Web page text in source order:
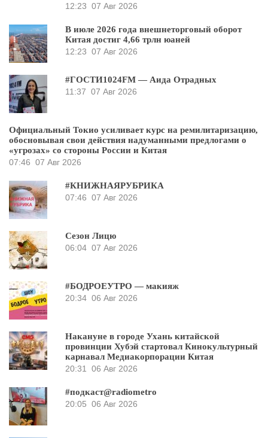
12:23 07 Авг 2026
В июле 2026 года внешнеторговый оборот
Китая достиг 4,66 трлн юаней
12:23 07 Авг 2026
#ГОСТИ1024FM — Аида Отрадных
11:37 07 Авг 2026
Официальный Токио усиливает курс на ремилитаризацию,
обосновывая свои действия надуманными предлогами о
«угрозах» со стороны России и Китая
07:46 07 Авг 2026
#КНИЖНАЯРУБРИКА
07:46 07 Авг 2026
Сезон Лицю
06:04 07 Авг 2026
#БОДРОЕУТРО — макияж
20:34 06 Авг 2026
Накануне в городе Ухань китайской
провинции Хубэй стартовал Кинокультурный
карнавал Медиакорпорации Китая
20:31
06 Авг 2026
#подкаст@radiometro
20:05 06 Авг 2026